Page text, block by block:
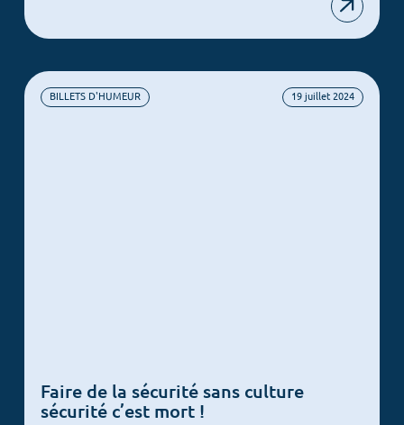
BILLETS D'HUMEUR 19 juillet 2024
Faire de la sécurité sans culture
sécurité c’est mort !